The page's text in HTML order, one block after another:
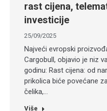
rast cijena,
investicije
25/09/2025
Najveći evropski
Cargobull, objavio je niz
godinu: Rast cijena: od
prikolica biće povećane
čelika,…
Više